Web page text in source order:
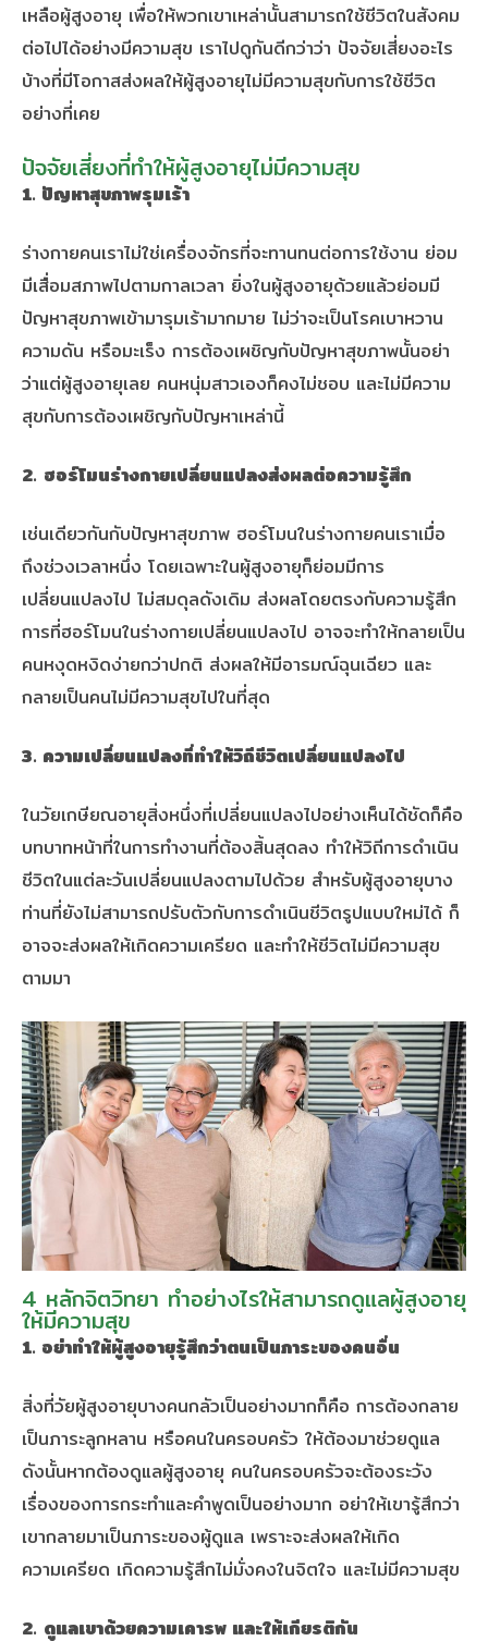
เหลือผู้สูงอายุ เพื่อให้พวกเขาเหล่านั้นสามารถใช้ชีวิตในสังคม
ต่อไปได้อย่างมีความสุข เราไปดูกันดีกว่าว่า ปัจจัยเสี่ยงอะไร
บ้างที่มีโอกาสส่งผลให้ผู้สูงอายุไม่มีความสุขกับการใช้ชีวิต
อย่างที่เคย
ปัจจัยเสี่ยงที่ทำให้ผู้สูงอายุไม่มีความสุข
1. ปัญหาสุขภาพรุมเร้า
ร่างกายคนเราไม่ใช่เครื่องจักรที่จะทานทนต่อการใช้งาน ย่อม
มีเสื่อมสภาพไปตามกาลเวลา ยิ่งในผู้สูงอายุด้วยแล้วย่อมมี
ปัญหาสุขภาพเข้ามารุมเร้ามากมาย ไม่ว่าจะเป็นโรคเบาหวาน
ความดัน หรือมะเร็ง การต้องเผชิญกับปัญหาสุขภาพนั้นอย่า
ว่าแต่ผู้สูงอายุเลย คนหนุ่มสาวเองก็คงไม่ชอบ และไม่มีความ
สุขกับการต้องเผชิญกับปัญหาเหล่านี้
2. ฮอร์โมนร่างกายเปลี่ยนแปลงส่งผลต่อความรู้สึก
เช่นเดียวกันกับปัญหาสุขภาพ ฮอร์โมนในร่างกายคนเราเมื่อ
ถึงช่วงเวลาหนึ่ง โดยเฉพาะในผู้สูงอายุก็ย่อมมีการ
เปลี่ยนแปลงไป ไม่สมดุลดังเดิม ส่งผลโดยตรงกับความรู้สึก
การที่ฮอร์โมนในร่างกายเปลี่ยนแปลงไป อาจจะทำให้กลายเป็น
คนหงุดหงิดง่ายกว่าปกติ ส่งผลให้มีอารมณ์ฉุนเฉียว และ
กลายเป็นคนไม่มีความสุขไปในที่สุด
3. ความเปลี่ยนแปลงที่ทำให้วิถีชีวิตเปลี่ยนแปลงไป
ในวัยเกษียณอายุสิ่งหนึ่งที่เปลี่ยนแปลงไปอย่างเห็นได้ชัดก็คือ
บทบาทหน้าที่ในการทำงานที่ต้องสิ้นสุดลง ทำให้วิถีการดำเนิน
ชีวิตในแต่ละวันเปลี่ยนแปลงตามไปด้วย สำหรับผู้สูงอายุบาง
ท่านที่ยังไม่สามารถปรับตัวกับการดำเนินชีวิตรูปแบบใหม่ได้ ก็
อาจจะส่งผลให้เกิดความเครียด และทำให้ชีวิตไม่มีความสุข
ตามมา
4 หลักจิตวิทยา ทำอย่างไรให้สามารถดูแลผู้สูงอายุ
ให้มีความสุข
1. อย่าทำให้ผู้สูงอายุรู้สึกว่าตนเป็นภาระของคนอื่น
สิ่งที่วัยผู้สูงอายุบางคนกลัวเป็นอย่างมากก็คือ การต้องกลาย
เป็นภาระลูกหลาน หรือคนในครอบครัว ให้ต้องมาช่วยดูแล
ดังนั้นหากต้องดูแลผู้สูงอายุ คนในครอบครัวจะต้องระวัง
เรื่องของการกระทำและคำพูดเป็นอย่างมาก อย่าให้เขารู้สึกว่า
เขากลายมาเป็นภาระของผู้ดูแล เพราะจะส่งผลให้เกิด
ความเครียด เกิดความรู้สึกไม่มั่งคงในจิตใจ และไม่มีความสุข
2. ดูแลเขาด้วยความเคารพ และให้เกียรติกัน